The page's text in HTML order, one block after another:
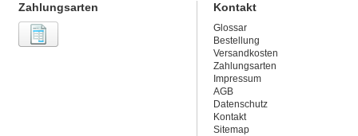
Zahlungsarten Kontakt
Glossar
Bestellung
Versandkosten
Zahlungsarten
Impressum
AGB
Datenschutz
Kontakt
Sitemap